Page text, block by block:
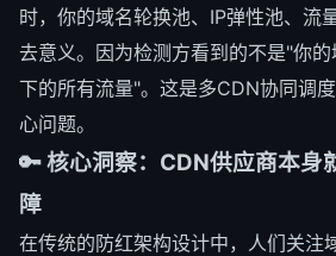
时，你的域名轮换池、IP弹性池、
去意义。因为检测方看到的不是"你
下的所有流量"。这是多CDN协同调
心问题。
🔑 核心洞察：CDN供应商本身
障
在传统的防红架构设计中，人们关注